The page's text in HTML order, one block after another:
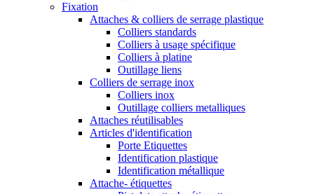
Fixation
Attaches & colliers de serrage plastique
Colliers standards
Colliers à usage spécifique
Colliers à platine
Outillage liens
Colliers de serrage inox
Colliers inox
Outillage colliers metalliques
Attaches réutilisables
Articles d'identification
Porte Etiquettes
Identification plastique
Identification métallique
Attache- étiquettes